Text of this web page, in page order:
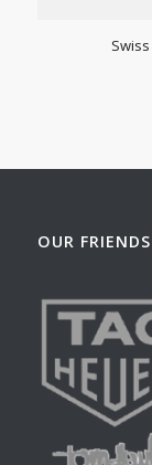
OUR FRIENDS